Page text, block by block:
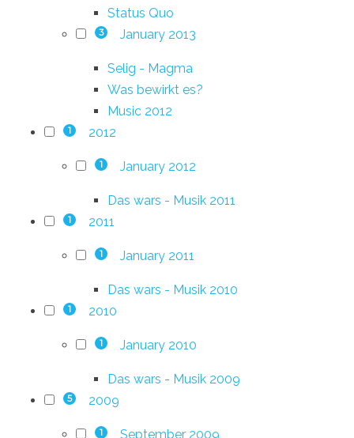
Status Quo
3 January 2013
Selig - Magma
Was bewirkt es?
Music 2012
1 2012
1 January 2012
Das wars - Musik 2011
1 2011
1 January 2011
Das wars - Musik 2010
1 2010
1 January 2010
Das wars - Musik 2009
5 2009
1 September 2009